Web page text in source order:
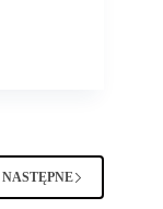
NASTĘPNE